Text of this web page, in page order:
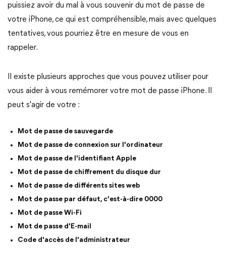
puissiez avoir du mal à vous souvenir du mot de passe de
votre iPhone, ce qui est compréhensible, mais avec quelques
tentatives, vous pourriez être en mesure de vous en
rappeler.
Il existe plusieurs approches que vous pouvez utiliser pour
vous aider à vous remémorer votre mot de passe iPhone. Il
peut s'agir de votre :
Mot de passe de sauvegarde
Mot de passe de connexion sur l'ordinateur
Mot de passe de l'identifiant Apple
Mot de passe de chiffrement du disque dur
Mot de passe de différents sites web
Mot de passe par défaut, c'est-à-dire 0000
Mot de passe Wi-Fi
Mot de passe d'E-mail
Code d'accès de l'administrateur